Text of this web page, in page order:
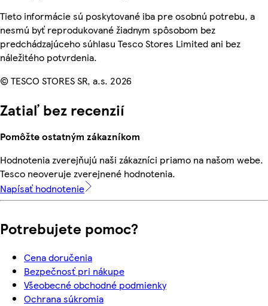
Tieto informácie sú poskytované iba pre osobnú potrebu, a
nesmú byť reprodukované žiadnym spôsobom bez
predchádzajúceho súhlasu Tesco Stores Limited ani bez
náležitého potvrdenia.
© TESCO STORES SR, a.s. 2026
Zatiaľ bez recenzií
Pomôžte ostatným zákazníkom
Hodnotenia zverejňujú naši zákazníci priamo na našom webe.
Tesco neoveruje zverejnené hodnotenia.
Napísať hodnotenie
Potrebujete pomoc?
Cena doručenia
Bezpečnosť pri nákupe
Všeobecné obchodné podmienky
Ochrana súkromia